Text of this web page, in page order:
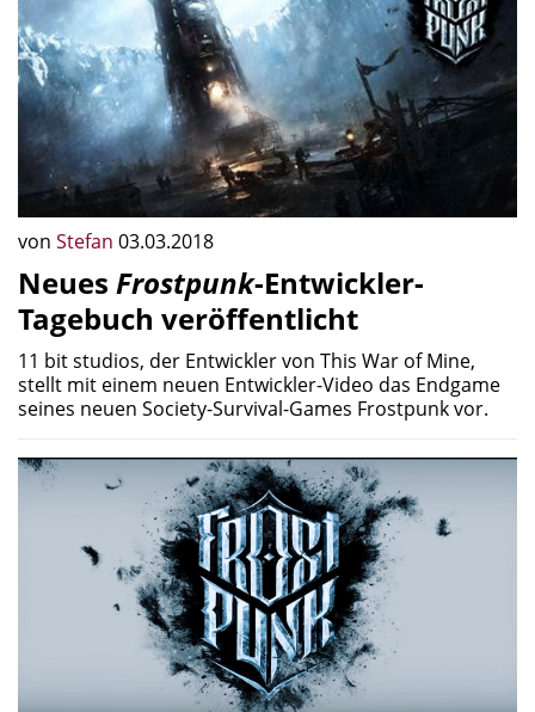
von Stefan 03.03.2018
Neues Frostpunk-Entwickler-
Tagebuch veröffentlicht
11 bit studios, der Entwickler von This War of Mine,
stellt mit einem neuen Entwickler-Video das Endgame
seines neuen Society-Survival-Games Frostpunk vor.